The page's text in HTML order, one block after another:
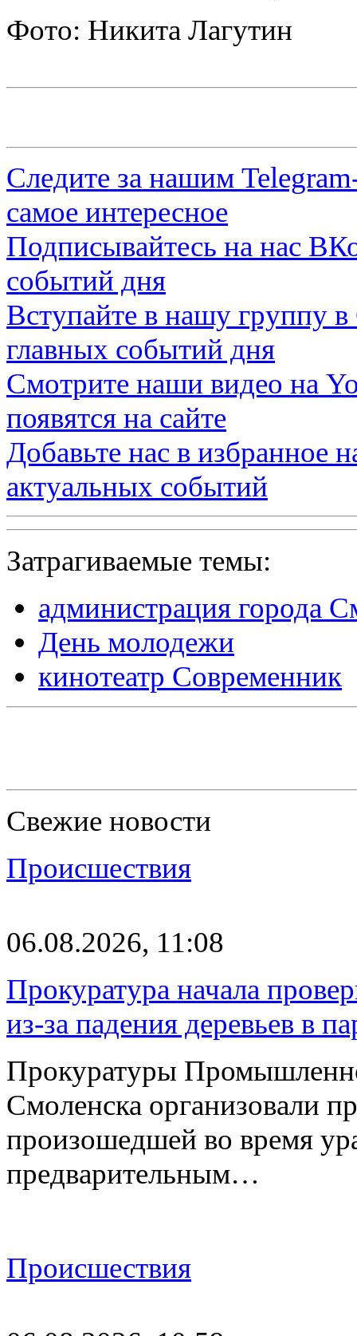
Фото: Никита Лагутин
Следите за нашим
самое интересное
Подписывайтесь на нас
событий дня
Вступайте в нашу группу в
главных событий дня
Смотрите наши видео на
появятся на сайте
Добавьте нас в избранное
актуальных событий
Затрагиваемые темы:
администрация города
День молодежи
кинотеатр Современник
Свежие новости
Происшествия
06.08.2026, 11:08
Прокуратура начала
из-за падения деревьев в
Прокуратуры
Смоленска организовали
произошедшей во время
предварительным…
Происшествия